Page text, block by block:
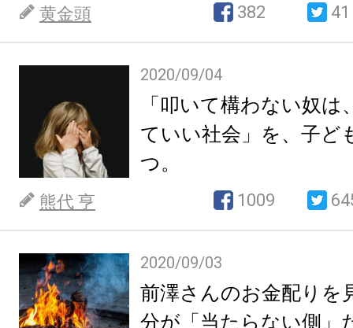
黄金頭 382 41
2020/09/04
「叩いて構わない奴
ていい社会」を、子ど
つ。
熊代 亨 1009
2020/09/03
前澤さんのお金配りを
分が「当たらない側」